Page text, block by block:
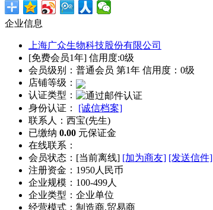
企业信息
上海广众生物科技股份有限公司
[免费会员1年] 信用度:0级
会员级别：普通会员 第1年 信用度：0级
店铺等级：
认证类型：
身份认证： [诚信档案]
联系人：西宝(先生)
已缴纳 0.00 元保证金
在线联系：
会员状态：[当前离线] [加为商友] [发送信件]
注册资金：1950人民币
企业规模：100-499人
企业类型：企业单位
经营模式：制造商,贸易商